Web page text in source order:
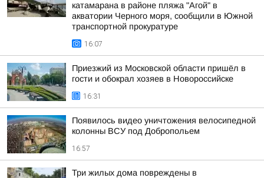
катамарана в районе пляжа "Агой" в
акватории Черного моря, сообщили в Южной
транспортной прокуратуре
16:07
Приезжий из Московской области пришёл в
гости и обокрал хозяев в Новороссийске
16:31
Появилось видео уничтожения велосипедной
колонны ВСУ под Добропольем
16:57
Три жилых дома повреждены в